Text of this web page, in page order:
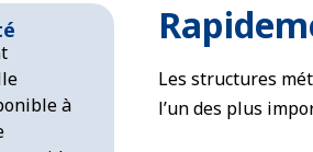
à
Les structures
l’un des plus